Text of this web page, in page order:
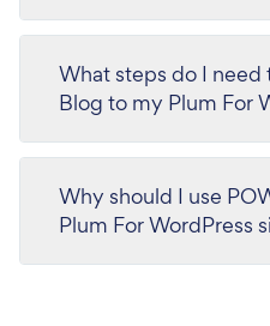
What steps do I
Blog to my Plum For
Why should I use
Plum For WordPress